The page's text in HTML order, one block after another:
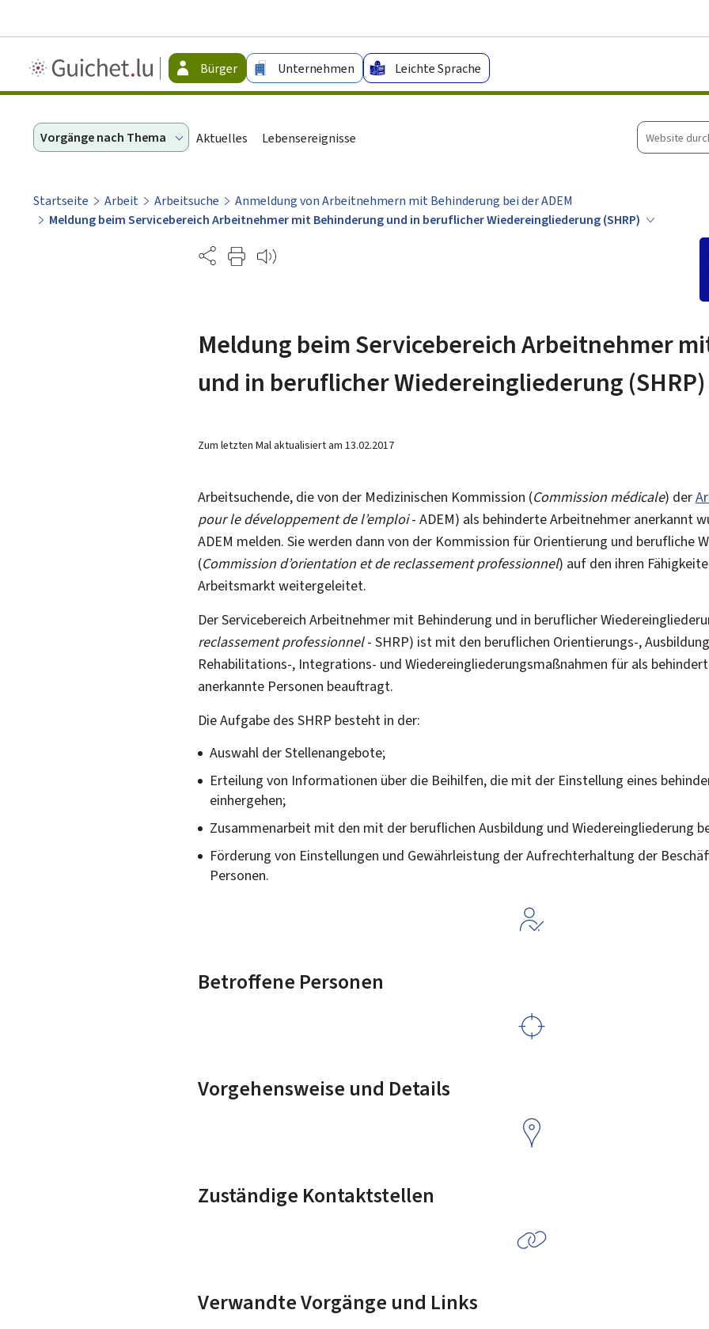
Guichet.lu
-
Bürger Unternehmen Leichte Sprache
Vorgänge nach Thema Aktuelles Lebensereignisse
Website
Startseite Arbeit Arbeitsuche
Anmeldung von Arbeitnehmern mit Behinderung bei der ADEM
Meldung beim Servicebereich Arbeitnehmer mit Behinderung und in beruflicher Wiedereingliederung (SHRP)
Partage
Meldung beim Servicebereich Arbeitnehmer
und in beruflicher Wiedereingliederung (SHRP)
Zum letzten Mal aktualisiert am 13.02.2017
Arbeitsuchende, die von der Medizinischen Kommission (Commission médicale) der
pour le développement de l’emploi- ADEM) als behinderte Arbeitnehmer anerkannt
ADEM melden. Sie werden dann von der Kommission für Orientierung und berufliche
(Commission d’orientation et de reclassement professionnel) auf den ihren
Arbeitsmarkt weitergeleitet.
Der Servicebereich Arbeitnehmer mit Behinderung und in beruflicher
reclassement professionnel- SHRP) ist mit den beruflichen Orientierungs-,
Rehabilitations-, Integrations- und Wiedereingliederungsmaßnahmen für als
anerkannte Personen beauftragt.
Die Aufgabe des SHRP besteht in der:
Auswahl der Stellenangebote;
Erteilung von Informationen über die Beihilfen, die mit der Einstellung eines
einhergehen;
Zusammenarbeit mit den mit der beruflichen Ausbildung und Wiedereingliederung
Förderung von Einstellungen und Gewährleistung der Aufrechterhaltung der
Personen.
Betroffene Personen
Vorgehensweise und Details
Zuständige Kontaktstellen
Verwandte Vorgänge und Links